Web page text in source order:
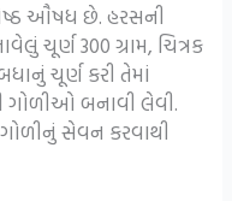
ઔષધ છે. હરસની
ચૂર્ણ 300 ગ્રામ, ચિત્રક
ચૂર્ણ કરી તેમાં
ગોળીઓ બનાવી લેવી.
સેવન કરવાથી